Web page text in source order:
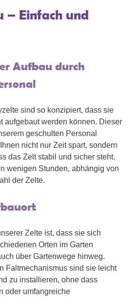
– Einfach und
Aufbau durch
sind so konzipiert, dass sie
aufgebaut werden können. Dieser
geschulten Personal
nicht nur Zeit spart, sondern
das Zelt stabil und sicher steht.
wenigen Stunden, abhängig von
der Zelte.
Zelte ist, dass sie sich
Orten im Garten
über Gartenwege hinweg.
Faltmechanismus sind sie leicht
zu installieren, ohne dass
oder umfangreiche